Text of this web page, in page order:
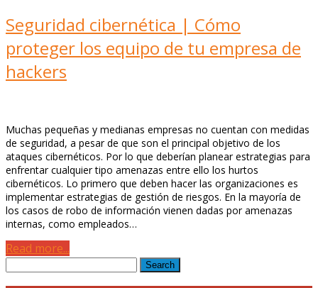
Seguridad cibernética | Cómo
proteger los equipo de tu empresa de
hackers
Muchas pequeñas y medianas empresas no cuentan con medidas
de seguridad, a pesar de que son el principal objetivo de los
ataques cibernéticos. Por lo que deberían planear estrategias para
enfrentar cualquier tipo amenazas entre ello los hurtos
cibernéticos. Lo primero que deben hacer las organizaciones es
implementar estrategias de gestión de riesgos. En la mayoría de
los casos de robo de información vienen dadas por amenazas
internas, como empleados…
Read more...